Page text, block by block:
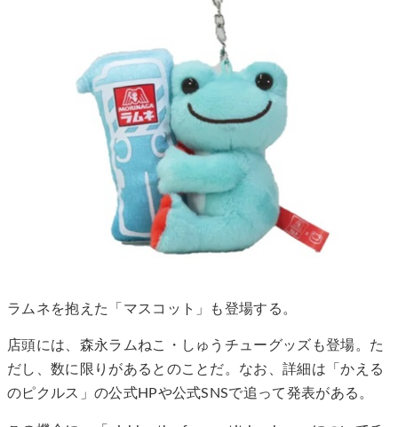
ラムネを抱えた「マスコット」も登場する。
店頭には、森永ラムねこ・しゅうチューグッズも登場。た
だし、数に限りがあるとのことだ。なお、詳細は「かえる
のピクルス」の公式HPや公式SNSで追って発表がある。